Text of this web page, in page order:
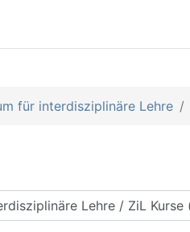
für interdisziplinäre Lehre